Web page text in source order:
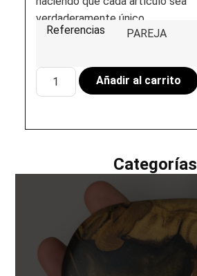
verdaderamente único.
Referencias
Añadir al carrito
Categorías